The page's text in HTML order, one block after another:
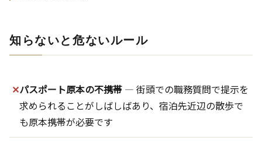
知らないと危ないルール
✕パスポート原本の不携帯 ― 街頭での職務質問で提示を
求められることがしばしばあり、宿泊先近辺の散歩で
も原本携帯が必要です